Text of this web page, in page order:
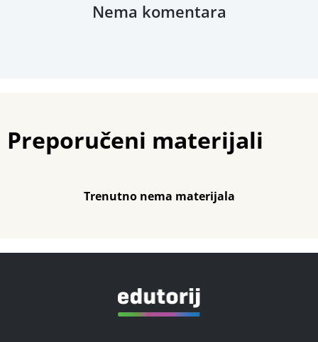
Nema komentara
Preporučeni materijali
Trenutno nema materijala